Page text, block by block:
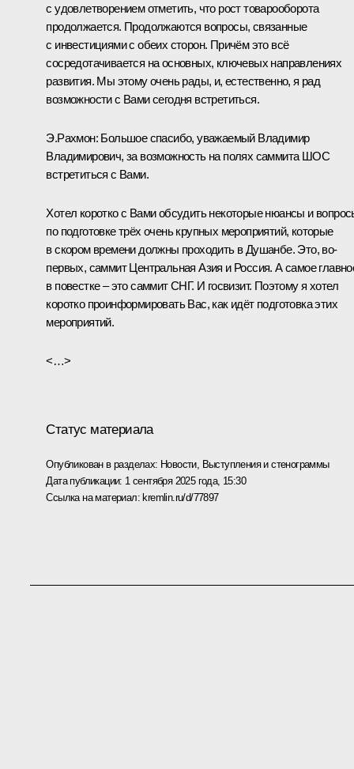
с удовлетворением отметить, что рост товарооборота
продолжается. Продолжаются вопросы, связанные
с инвестициями с обеих сторон. Причём это всё
сосредотачивается на основных, ключевых направлениях
развития. Мы этому очень рады, и, естественно, я рад
возможности с Вами сегодня встретиться.
Э.Рахмон: Большое спасибо, уважаемый Владимир
Владимирович, за возможность на полях саммита ШОС
встретиться с Вами.
Хотел коротко с Вами обсудить некоторые нюансы и
по подготовке трёх очень крупных мероприятий, которые
в скором времени должны проходить в Душанбе. Это, во-
первых, саммит Центральная Азия и Россия. А самое
в повестке – это саммит СНГ. И госвизит. Поэтому я хотел
коротко проинформировать Вас, как идёт подготовка этих
мероприятий.
<…>
Статус материала
Опубликован в разделах: Новости, Выступления и стенограммы
Дата публикации: 1 сентября 2025 года, 15:30
Ссылка на материал: kremlin.ru/d/77897